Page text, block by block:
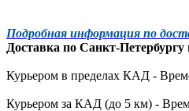
Подробная информация по
Доставка по Санкт-Петербургу
Курьером в пределах КАД -
Курьером за КАД (до 5 км) -